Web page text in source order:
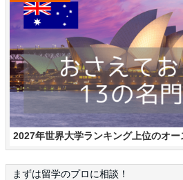
2027年世界大学ランキング上位のオー
まずは留学のプロに相談！